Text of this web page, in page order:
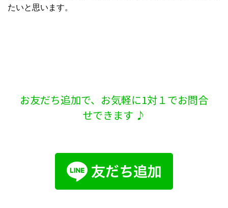
たいと思います。
お友だち追加で、お気軽に1対１でお問合
せできます ♪